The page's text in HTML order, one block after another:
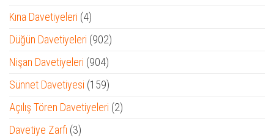
Kına Davetiyeleri 44
ürün
Düğün Davetiyeleri 902902
Nişan Davetiyeleri 904904
ürün
Sünnet Davetiyesi 159159
ürün
Açılış Tören Davetiyeleri 22
Davetiye Zarfı 33